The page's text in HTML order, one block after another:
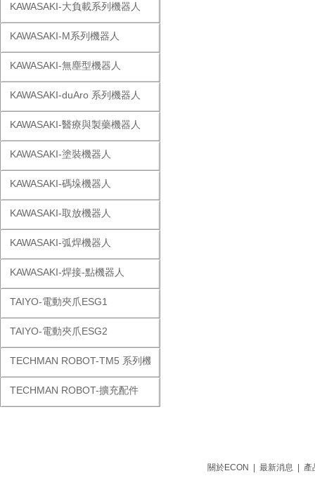
KAWASAKI-大負載系列機器人
KAWASAKI-M系列機器人
KAWASAKI-無塵型機器人
KAWASAKI-duAro 系列機器人
KAWASAKI-醫療與製藥機器人
KAWASAKI-塗裝機器人
KAWASAKI-碼垛機器人
KAWASAKI-取放機器人
KAWASAKI-弧焊機器人
KAWASAKI-焊接-點機器人
TAIYO-電動夾爪ESG1
TAIYO-電動夾爪ESG2
TECHMAN ROBOT-TM5 系列機器人
TECHMAN ROBOT-擴充配件
關於ECON 最新消息 產